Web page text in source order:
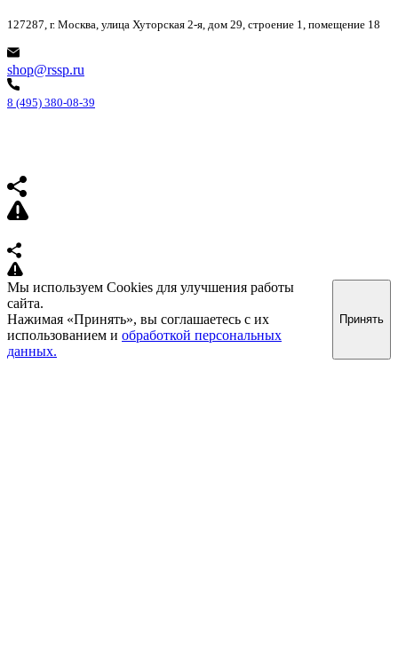
127287, г. Москва, улица Хуторская 2-я, дом 29, строение 1, помещение 18
shop@rssp.ru
8 (495) 380-08-39
Мы используем Cookies для улучшения работы
сайта.
Нажимая «Принять», вы соглашаетесь с их
использованием и обработкой персональных
данных.
Принять